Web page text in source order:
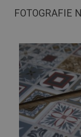
FOTOGRAFIE